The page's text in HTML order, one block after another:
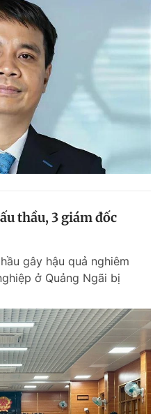
thầu, 3 giám đốc
gây hậu quả nghiêm
ở Quảng Ngãi bị